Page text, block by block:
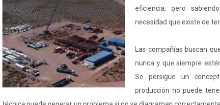
eficiencia, pero
necesidad que existe de
Las compañías buscan
nunca y que siempre
Se persigue un
producción no puede